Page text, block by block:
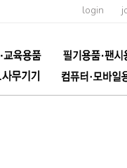
login